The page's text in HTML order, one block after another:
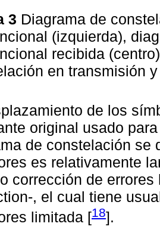
3 Diagrama de
(izquierda),
recibida
en transmisión
de los
original usado
de constelación se
es relativamente
corrección de
, el cual tiene
limitada [18].